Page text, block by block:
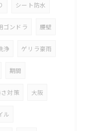
シート防水
ゴンドラ 腰壁
浄 ゲリラ豪雨
期間
さ対策 大阪
ル